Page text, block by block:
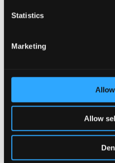
Statistics
Marketing
Allow
Boîte de nuit
Concept de pub irlandais
Conception de plats et de
Conception de pubs durables(9)
CONCEPTION DE PUBS ET DE
Conception de pubs irlandais
Conception de restaurants(11)
Conceptions de pubs irlandais